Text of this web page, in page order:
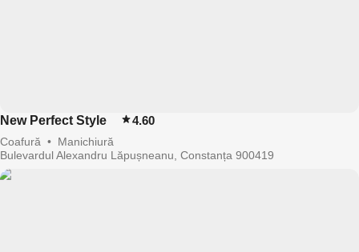
New Perfect Style 4.60
Coafură • Manichiură
Bulevardul Alexandru Lăpușneanu, Constanța 900419